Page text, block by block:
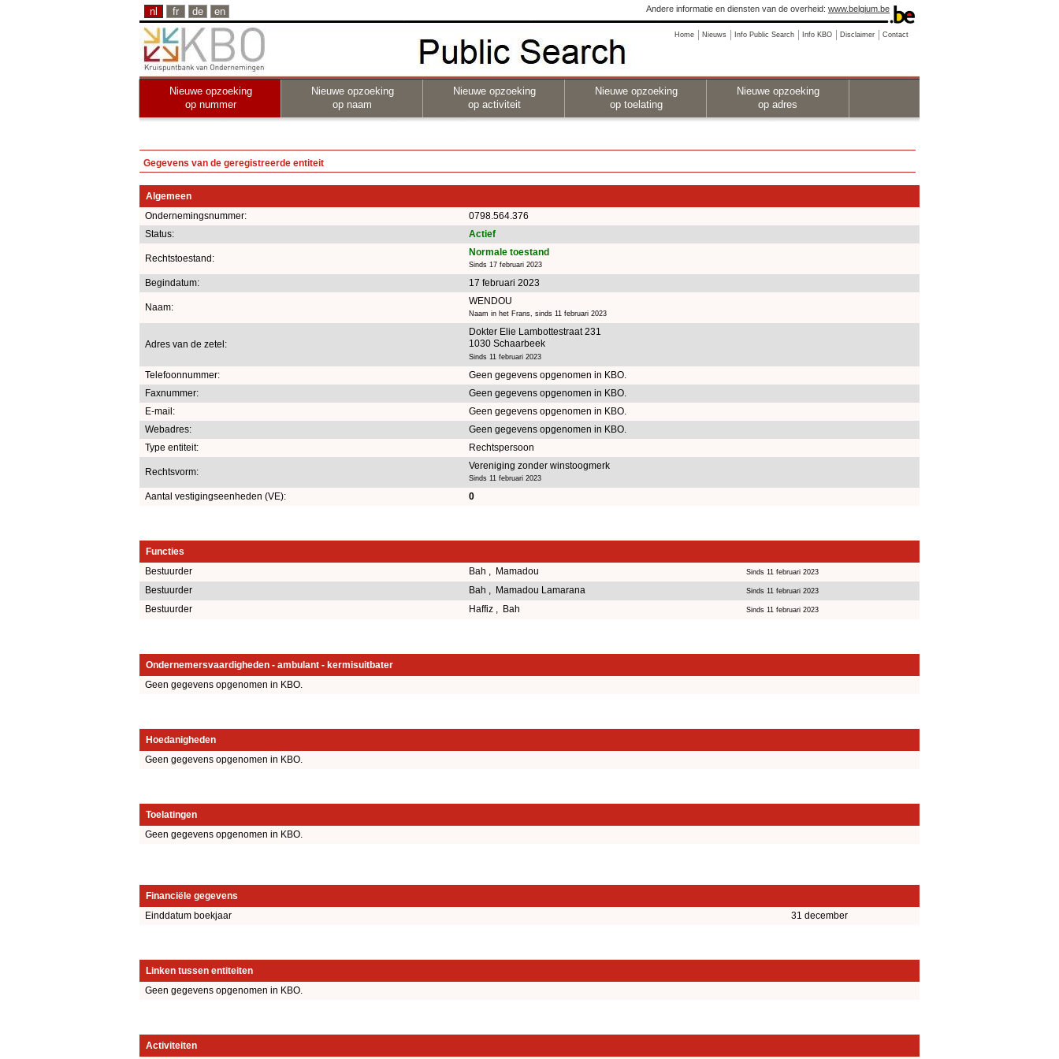
nl fr de en Andere informatie en diensten van de overheid: www.belgium.be
Home Nieuws Info Public Search Info KBO Disclaimer Contact
Nieuwe opzoeking
op nummer
Nieuwe opzoeking
op naam
Nieuwe opzoeking
op activiteit
Nieuwe opzoeking
op toelating
Nieuwe opzoeking
op adres
Gegevens van de geregistreerde entiteit
Algemeen
Ondernemingsnummer:
0798.564.376
Status:
Actief
Rechtstoestand:
Normale toestand
Sinds 17 februari 2023
Begindatum: 17 februari 2023
Naam:
WENDOU
Naam in het Frans, sinds 11 februari 2023
Adres van de zetel:
Dokter Elie Lambottestraat 231
1030 Schaarbeek
Sinds 11 februari 2023
Telefoonnummer:
Geen gegevens opgenomen in KBO.
Faxnummer:
Geen gegevens opgenomen in KBO.
E-mail:
Geen gegevens opgenomen in KBO.
Webadres:
Geen gegevens opgenomen in KBO.
Type entiteit:
Rechtspersoon
Rechtsvorm:
Vereniging zonder winstoogmerk
Sinds 11 februari 2023
Aantal vestigingseenheden (VE): 0
Functies
Bestuurder
Bah , Mamadou Sinds 11 februari 2023
Bestuurder Bah , Mamadou Lamarana Sinds 11 februari 2023
Bestuurder Haffiz , Bah Sinds 11 februari 2023
Ondernemersvaardigheden - ambulant - kermisuitbater
Geen gegevens opgenomen in KBO.
Hoedanigheden
Geen gegevens opgenomen in KBO.
Toelatingen
Geen gegevens opgenomen in KBO.
Financiële gegevens
Einddatum boekjaar
31 december
Linken tussen entiteiten
Geen gegevens opgenomen in KBO.
Activiteiten